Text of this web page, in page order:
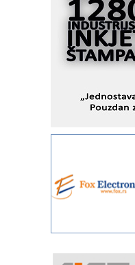
Fleksibilno
podešavanje
KIP KOP –
objekte
Alba d.o.o. –
IBeRTIM -
kontrole
STAUFF –
povećavaju
pouzdanost u